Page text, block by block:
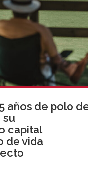
años de polo
su
capital
de vida